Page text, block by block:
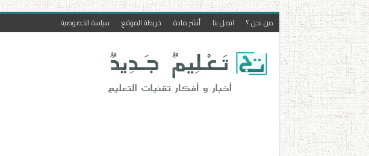
من نحن ؟ اتصل بنا أنشر مادة خريطة الموقع سياسة الخصوصية